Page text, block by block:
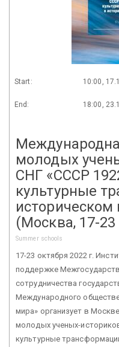
Start: 10:00,
End: 18:00,
молодых
СНГ «СССР
культурные
историческом
(Москва, 17-23
Summer schools
17-23 октября 2022 г.
поддержке
сотрудничества
Международного
мира» организует в
молодых ученых-
культурные